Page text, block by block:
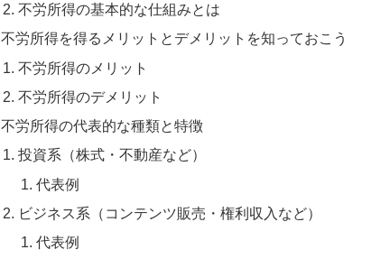
不労所得の基本的な仕組みとは
不労所得を得るメリットとデメリットを知っておこう
不労所得のメリット
不労所得のデメリット
不労所得の代表的な種類と特徴
投資系（株式・不動産など）
代表例
ビジネス系（コンテンツ販売・権利収入など）
代表例